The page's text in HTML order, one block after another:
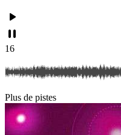
16
Plus de pistes